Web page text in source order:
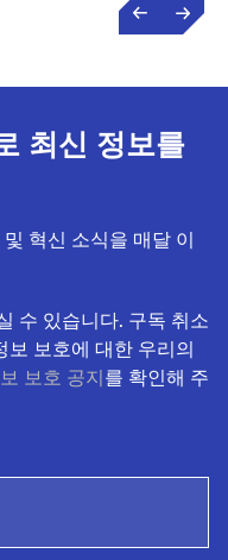
최신 정보를
혁신 소식을 매달 이
수 있습니다. 구독 취소
보 보호에 대한 우리의
보호 공지를 확인해 주